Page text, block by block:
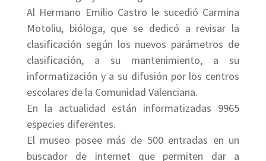
Al Hermano Emilio Castro le sucedió Carmina
Motoliu, bióloga, que se dedicó a revisar la
clasificación según los nuevos parámetros de
clasificación, a su mantenimiento, a su
informatización y a su difusión por los centros
escolares de la Comunidad Valenciana.
En la actualidad están informatizadas 9965
especies diferentes.
El museo posee más de 500 entradas en un
buscador de internet que permiten dar a